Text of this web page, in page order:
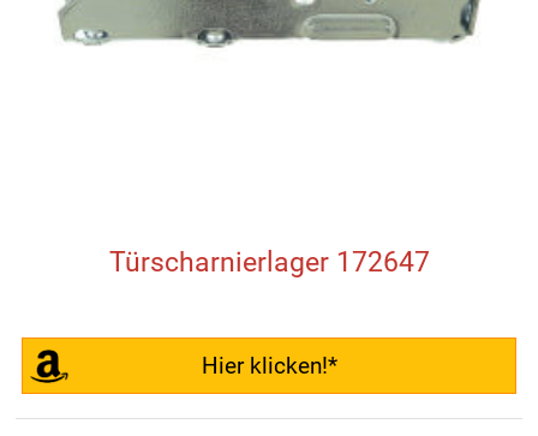
Türscharnierlager 172647
Hier klicken!*